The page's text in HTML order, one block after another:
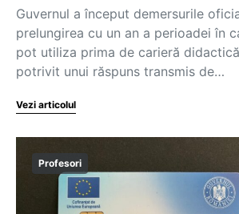
Guvernul a început demersurile
prelungirea cu un an a perioadei în
pot utiliza prima de carieră
potrivit unui răspuns transmis de…
Vezi articolul
Profesori